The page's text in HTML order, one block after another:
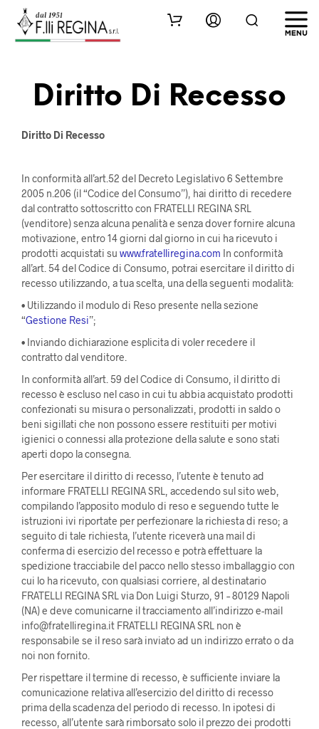
Diritto Di Recesso
Diritto Di Recesso
In conformità all’art.52 del Decreto Legislativo 6 Settembre
2005 n.206 (il “Codice del Consumo”), hai diritto di recedere
dal contratto sottoscritto con FRATELLI REGINA SRL
(venditore) senza alcuna penalità e senza dover fornire alcuna
motivazione, entro 14 giorni dal giorno in cui ha ricevuto i
prodotti acquistati su www.fratelliregina.com In conformità
all’art. 54 del Codice di Consumo, potrai esercitare il diritto di
recesso utilizzando, a tua scelta, una della seguenti modalità:
• Utilizzando il modulo di Reso presente nella sezione
“Gestione Resi”;
• Inviando dichiarazione esplicita di voler recedere il
contratto dal venditore.
In conformità all’art. 59 del Codice di Consumo, il diritto di
recesso è escluso nel caso in cui tu abbia acquistato prodotti
confezionati su misura o personalizzati, prodotti in saldo o
beni sigillati che non possono essere restituiti per motivi
igienici o connessi alla protezione della salute e sono stati
aperti dopo la consegna.
Per esercitare il diritto di recesso, l’utente è tenuto ad
informare FRATELLI REGINA SRL, accedendo sul sito web,
compilando l’apposito modulo di reso e seguendo tutte le
istruzioni ivi riportate per perfezionare la richiesta di reso; a
seguito di tale richiesta, l’utente riceverà una mail di
conferma di esercizio del recesso e potrà effettuare la
spedizione tracciabile del pacco nello stesso imballaggio con
cui lo ha ricevuto, con qualsiasi corriere, al destinatario
FRATELLI REGINA SRL via Don Luigi Sturzo, 91 – 80129 Napoli
(NA) e deve comunicarne il tracciamento all’indirizzo e-mail
info@fratelliregina.it FRATELLI REGINA SRL non è
responsabile se il reso sarà inviato ad un indirizzo errato o da
noi non fornito.
Per rispettare il termine di recesso, è sufficiente inviare la
comunicazione relativa all’esercizio del diritto di recesso
prima della scadenza del periodo di recesso. In ipotesi di
recesso, all’utente sarà rimborsato solo il prezzo dei prodotti